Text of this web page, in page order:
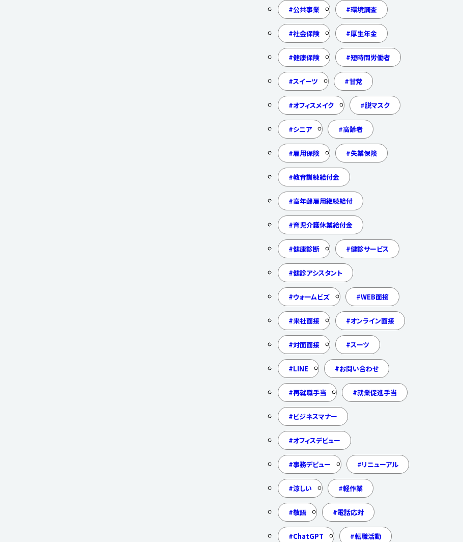
公共事業 環境調査
社会保険 厚生年金
健康保険 短時間労働者
スイーツ 甘党
オフィスメイク 脱マスク
シニア 高齢者
雇用保険 失業保険
教育訓練給付金
高年齢雇用継続給付
育児介護休業給付金
健康診断 健診サービス
健診アシスタント
ウォームビズ WEB面接
来社面接 オンライン面接
対面面接 スーツ
LINE お問い合わせ
再就職手当 就業促進手当
ビジネスマナー
オフィスデビュー
事務デビュー リニューアル
涼しい 軽作業
敬語 電話応対
ChatGPT 転職活動